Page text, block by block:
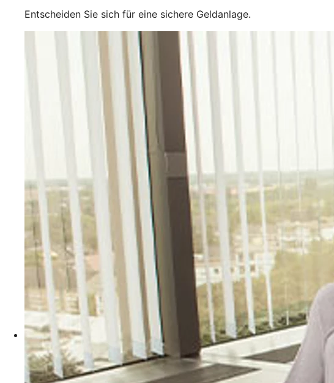
Entscheiden Sie sich für eine sichere Geldanlage.